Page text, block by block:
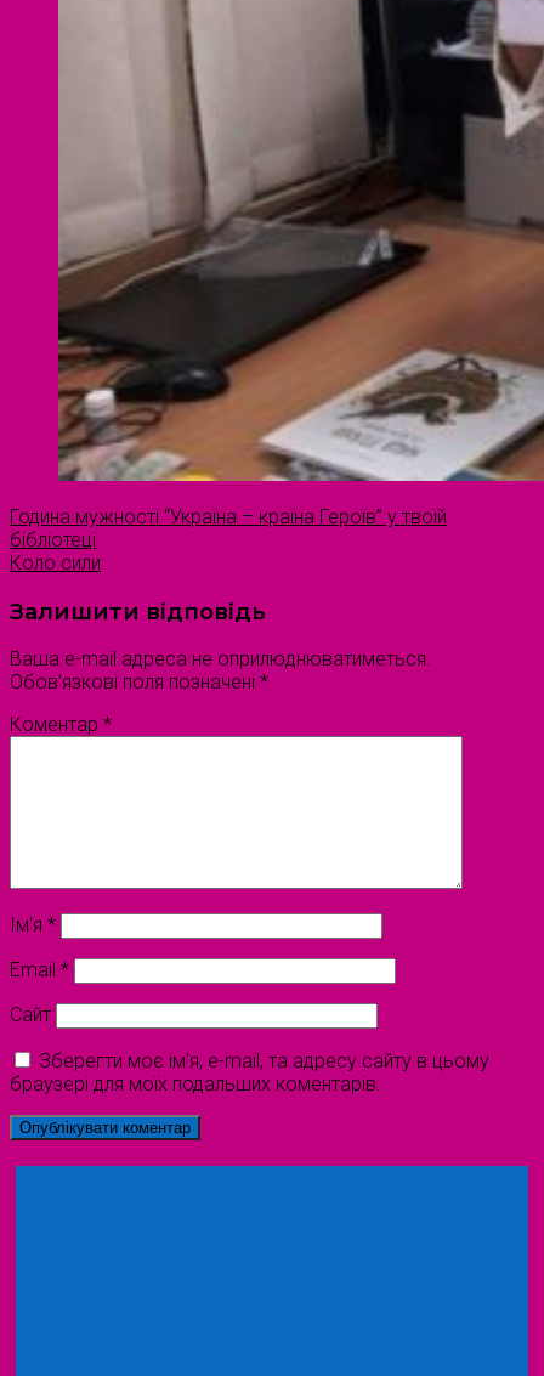
Година мужності “Україна – країна Героїв” у твоїй
бібліотеці
Коло сили
Залишити відповідь
Ваша e-mail адреса не оприлюднюватиметься.
Обов’язкові поля позначені *
Коментар *
Ім'я *
Email *
Сайт
Зберегти моє ім'я, e-mail, та адресу сайту в цьому
браузері для моїх подальших коментарів.